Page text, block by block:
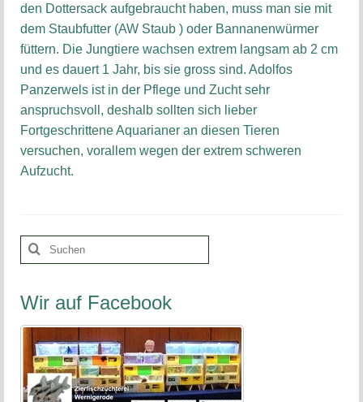
den Dottersack aufgebraucht haben, muss man sie mit
dem Staubfutter (AW Staub ) oder Bannanenwürmer
füttern. Die Jungtiere wachsen extrem langsam ab 2 cm
und es dauert 1 Jahr, bis sie gross sind. Adolfos
Panzerwels ist in der Pflege und Zucht sehr
anspruchsvoll, deshalb sollten sich lieber
Fortgeschrittene Aquarianer an diesen Tieren
versuchen, vorallem wegen der extrem schweren
Aufzucht.
Suchen
nach:
Wir auf Facebook